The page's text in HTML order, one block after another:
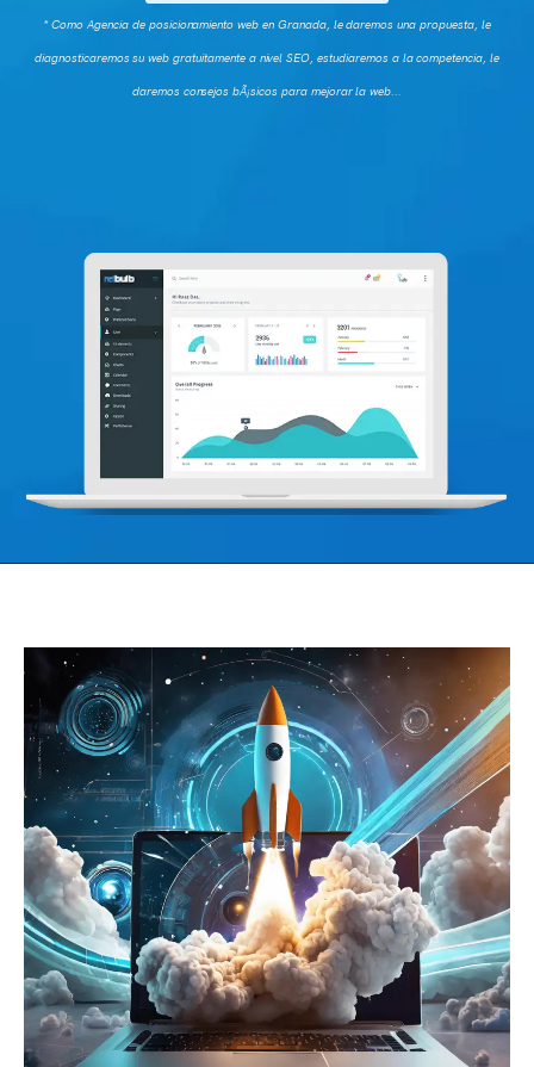
* Como Agencia de posicionamiento web en Granada, le daremos una propuesta, le
diagnosticaremos su web gratuitamente a nivel SEO, estudiaremos a la competencia, le
daremos consejos bÃ¡sicos para mejorar la web...